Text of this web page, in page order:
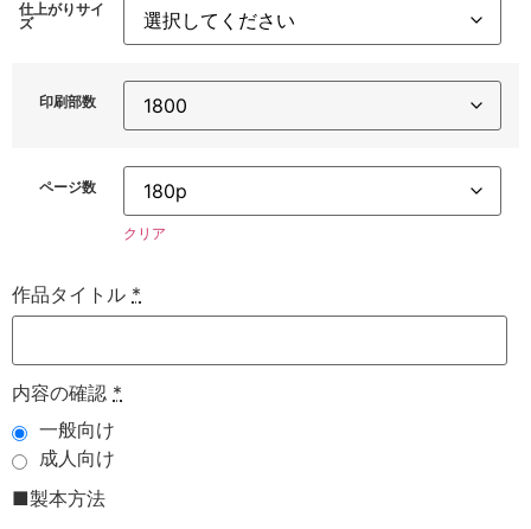
仕上がりサイ
ズ
印刷部数
ページ数
クリア
作品タイトル *
内容の確認 *
一般向け
成人向け
■製本方法